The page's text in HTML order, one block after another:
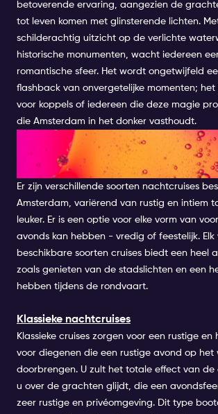
betoverende ervaring, aangezien de
tot leven komen met glinsterende lichten.
schilderachtig uitzicht op de verlichte
historische monumenten, wacht iedereen
romantische sfeer. Het wordt ongetwijfeld
flashback van onvergetelijke momenten;
voor koppels of iedereen die deze magie
die Amsterdam in het donker vasthoudt.
SOORTEN
AMSTERDAM
Er zijn verschillende soorten nachtcruises
Amsterdam, variërend van rustig en intiem
leuker. Er is een optie voor elke vorm van
avonds kan hebben - vredig of feestelijk. Elk
beschikbare soorten cruises biedt een heel
zoals genieten van de stadslichten en een
hebben tijdens de rondvaart.
Klassieke nachtcruises
Klassieke cruises zorgen voor een rustige en
voor diegenen die een rustige avond op het
doorbrengen. U zult het totale effect van de
u over de grachten glijdt, die een
zeer rustige en privéomgeving. Dit type